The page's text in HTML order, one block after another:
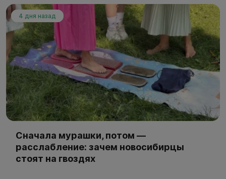
4 дня назад
Сначала мурашки, потом —
расслабление: зачем новосибирцы
стоят на гвоздях